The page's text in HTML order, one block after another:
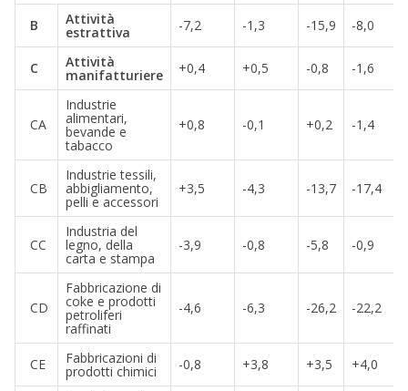
B Attività
estrattiva -7,2 -1,3 -15,9 -8,0
C Attività
manifatturiere +0,4 +0,5 -0,8 -1,6
CA
Industrie
alimentari,
bevande e
tabacco
+0,8 -0,1 +0,2 -1,4
CB
Industrie tessili,
abbigliamento,
pelli e accessori
+3,5 -4,3 -13,7 -17,4
CC
Industria del
legno, della
carta e stampa
-3,9 -0,8 -5,8 -0,9
CD
Fabbricazione di
coke e prodotti
petroliferi
raffinati
-4,6 -6,3 -26,2 -22,2
CE Fabbricazioni di
prodotti chimici -0,8 +3,8 +3,5 +4,0